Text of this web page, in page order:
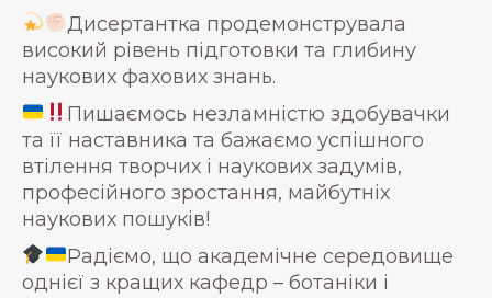
Дисертантка продемонструвала
високий рівень підготовки та глибину
наукових фахових знань.
Пишаємось незламністю здобувачки
та її наставника та бажаємо успішного
втілення творчих і наукових задумів,
професійного зростання, майбутніх
наукових пошуків!
Радіємо, що академічне середовище
однієї з кращих кафедр – ботаніки і